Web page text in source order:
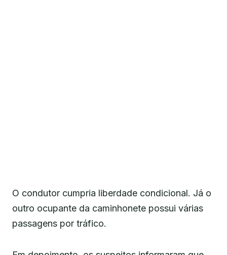
O condutor cumpria liberdade condicional. Já o
outro ocupante da caminhonete possui várias
passagens por tráfico.